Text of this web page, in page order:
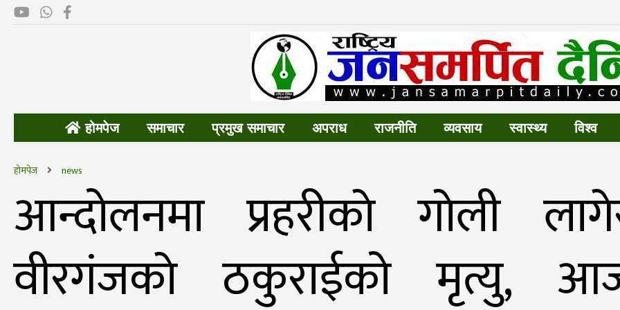
होमपेज समाचार प्रमुख समाचार अपराध राजनीति व्यवसाय स्वास्थ्य विश्व
होमपेज news
आन्दोलनमा प्रहरीकाे गाेली
वीरगंजकाे ठकुराईको मृत्यु,